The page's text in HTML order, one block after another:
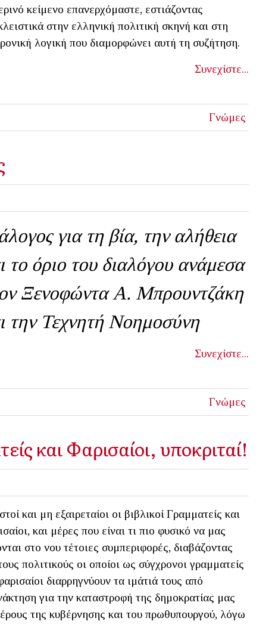
κείμενο επανερχόμαστε, εστιάζοντας
στην ελληνική πολιτική σκηνή και στη
λογική που διαμορφώνει αυτή τη συζήτηση.
Συνεχίστε...
Γνώμες
για τη βία, την αλήθεια
το όριο του διαλόγου ανάμεσα
Ξενοφώντα Α. Μπρουντζάκη
την Τεχνητή Νοημοσύνη
Συνεχίστε...
Γνώμες
και Φαρισαίοι, υποκριταί!
και μη εξαιρεταίοι οι βιβλικοί Γραμματείς και
και μέρες που είναι τι πιο φυσικό να μας
στο νου τέτοιες συμπεριφορές, διαβάζοντας
πολιτικούς οι οποίοι ως σύγχρονοι γραμματείς
διαρρηγνύουν τα ιμάτιά τους από
για την καταστροφή της δημοκρατίας μας
της κυβέρνησης και του πρωθυπουργού, λόγω